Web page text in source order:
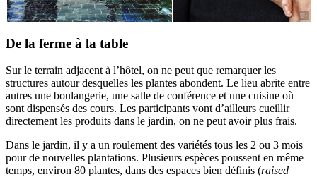
De la ferme à la table
Sur le terrain adjacent à l’hôtel, on ne peut que remarquer les
structures autour desquelles les plantes abondent. Le lieu abrite entre
autres une boulangerie, une salle de conférence et une cuisine où
sont dispensés des cours. Les participants vont d’ailleurs cueillir
directement les produits dans le jardin, on ne peut avoir plus frais.
Dans le jardin, il y a un roulement des variétés tous les 2 ou 3 mois
pour de nouvelles plantations. Plusieurs espèces poussent en même
temps, environ 80 plantes, dans des espaces bien définis (raised